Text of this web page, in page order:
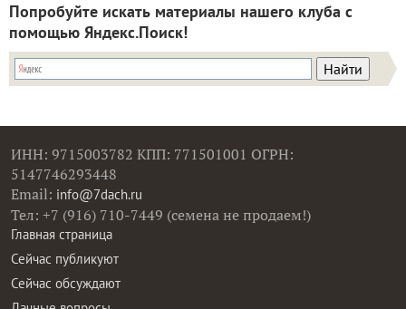
Попробуйте искать материалы нашего клуба с
помощью Яндекс.Поиск!
ИНН: 9715003782 КПП: 771501001 ОГРН:
5147746293448
Email: info@7dach.ru
Тел: +7 (916) 710-7449 (семена не продаем!)
Главная страница
Сейчас публикуют
Сейчас обсуждают